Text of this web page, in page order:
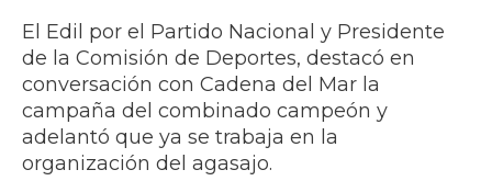
El Edil por el Partido Nacional y Presidente
de la Comisión de Deportes, destacó en
conversación con Cadena del Mar la
campaña del combinado campeón y
adelantó que ya se trabaja en la
organización del agasajo.